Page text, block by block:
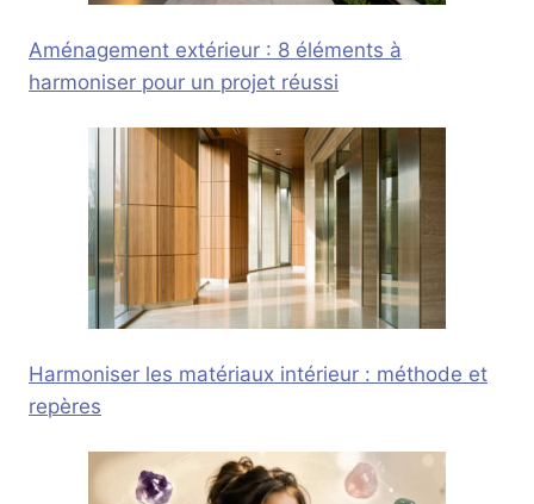
Aménagement extérieur : 8 éléments à
harmoniser pour un projet réussi
Harmoniser les matériaux intérieur : méthode et
repères